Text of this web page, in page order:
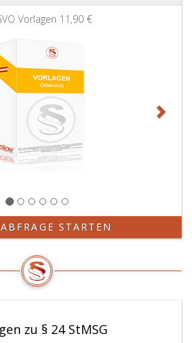
Vorlagen 11,90 €
STARTEN
zu § 24 StMSG